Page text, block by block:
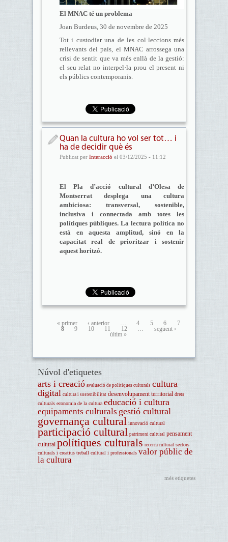
El MNAC té un problema
Joan Burdeus, 30 de novembre de 2025
Tot i custodiar una de les col·leccions més
rellevants del país, el MNAC arrossega una
crisi de sentit que va més enllà de la gestió:
el seu relat no interpel·la prou el present ni
els públics contemporanis.
Quan la cultura ho vol ser tot… i
ha de decidir què és
Publicat per Interacció el 03/12/2025 - 11:12
El Pla d’acció cultural d’Olesa de
Montserrat desplega una cultura
ambiciosa: transversal, sostenible,
inclusiva i connectada amb totes les
polítiques públiques. La lectura política no
està en aquesta amplitud, sinó en la
capacitat real de prioritzar i sostenir
aquest horitzó.
« primer ‹ anterior … 4 5 6
7
8
9 10 11 12 …
següent ›
últim »
Núvol d'etiquetes
arts i creació avaluació de polítiques culturals cultura
digital cultura i sostenibilitat desenvolupament territorial drets
culturals economia de la cultura educació i cultura
equipaments culturals gestió cultural
governança cultural innovació cultural
participació cultural patrimoni cultural pensament
cultural polítiques culturals recerca cultural sectors
culturals i creatius treball cultural i professionals valor públic de
la cultura
més etiquetes